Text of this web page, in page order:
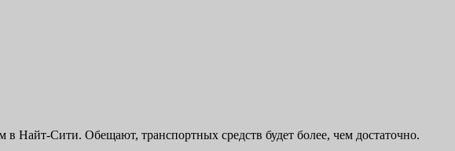
в Найт-Сити. Обещают, транспортных средств будет более, чем достаточно.